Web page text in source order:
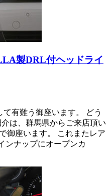
製DRL付ヘッドライ
有難う御座います。 どう
は、群馬県からご来店頂い
御座います。 これまたレア
ンナップにオープンカ